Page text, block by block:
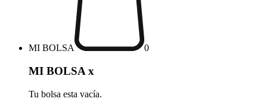
MI BOLSA 0
MI BOLSA x
Tu bolsa esta vacía.